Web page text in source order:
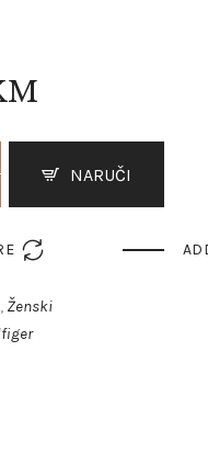
NARUČI

, Ženski